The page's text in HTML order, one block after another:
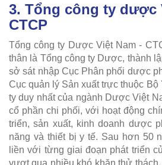
3. Tổng công ty dược
CTCP
Tổng công ty Dược Việt Nam -
thân là Tổng công ty Dược, thành
sở sát nhập Cục Phân phối dược
Cục quản lý Sản xuất trực thuộc
ty duy nhất của ngành Dược Việt
cổ phần chi phối, với hoạt động
triển, sản xuất, kinh doanh dược
năng và thiết bị y tế. Sau hơn 50
liền với từng giai đoạn phát triển
vượt qua nhiều khó khăn thử